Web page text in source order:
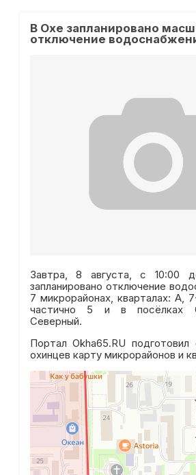
В Охе запланировано
отключение
Завтра, 8 августа, с 10:00
запланировано отключение
7 микрорайонах, кварталах: А,
частично 5 и в посёлках
Северный.
Портал Okha65.RU подготовил
охинцев карту микрорайонов и